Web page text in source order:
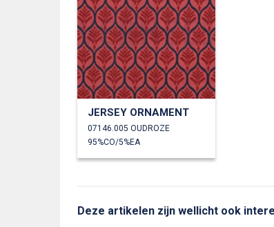
JERSEY ORNAMENT
07146.005 OUDROZE
95%CO/5%EA
Deze artikelen zijn wellicht ook